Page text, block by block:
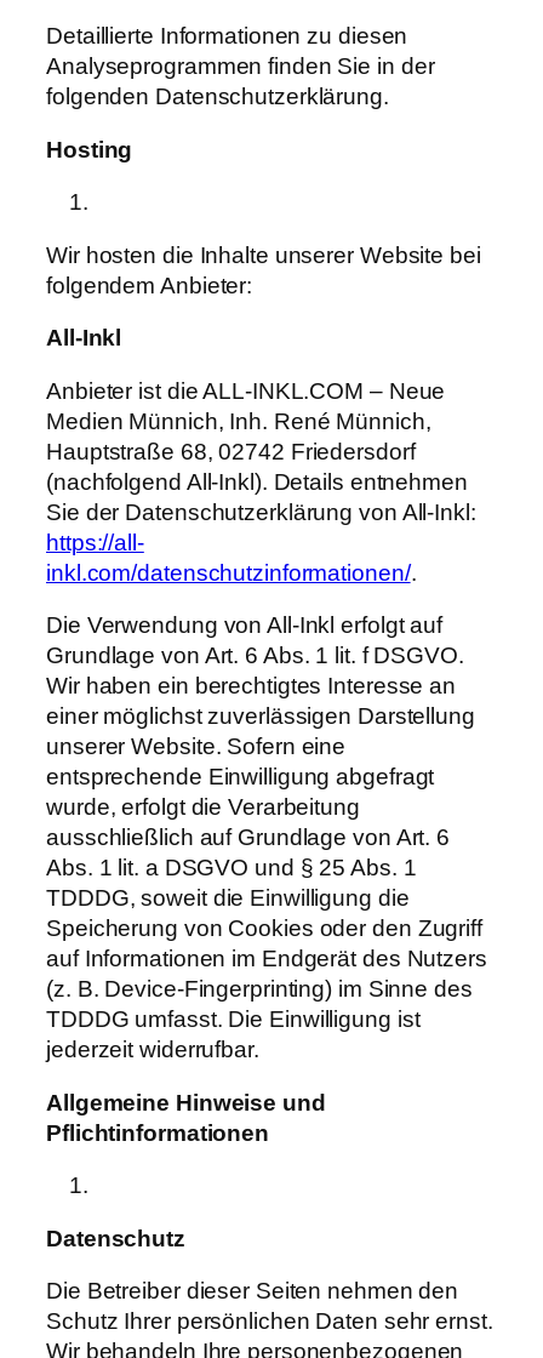
Detaillierte Informationen zu diesen
Analyseprogrammen finden Sie in der
folgenden Datenschutzerklärung.
Hosting
Wir hosten die Inhalte unserer Website bei
folgendem Anbieter:
All-Inkl
Anbieter ist die ALL-INKL.COM – Neue
Medien Münnich, Inh. René Münnich,
Hauptstraße 68, 02742 Friedersdorf
(nachfolgend All-Inkl). Details entnehmen
Sie der Datenschutzerklärung von All-Inkl:
https://all-
inkl.com/datenschutzinformationen/.
Die Verwendung von All-Inkl erfolgt auf
Grundlage von Art. 6 Abs. 1 lit. f DSGVO.
Wir haben ein berechtigtes Interesse an
einer möglichst zuverlässigen Darstellung
unserer Website. Sofern eine
entsprechende Einwilligung abgefragt
wurde, erfolgt die Verarbeitung
ausschließlich auf Grundlage von Art. 6
Abs. 1 lit. a DSGVO und § 25 Abs. 1
TDDDG, soweit die Einwilligung die
Speicherung von Cookies oder den Zugriff
auf Informationen im Endgerät des Nutzers
(z. B. Device-Fingerprinting) im Sinne des
TDDDG umfasst. Die Einwilligung ist
jederzeit widerrufbar.
Allgemeine Hinweise und
Pflichtinformationen
Datenschutz
Die Betreiber dieser Seiten nehmen den
Schutz Ihrer persönlichen Daten sehr ernst.
Wir behandeln Ihre personenbezogenen